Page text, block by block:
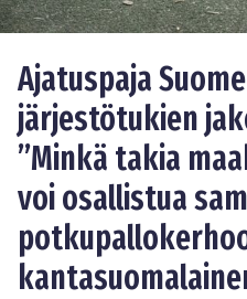
Ajatuspaja
järjestötukien
”Minkä takia
voi osallistua